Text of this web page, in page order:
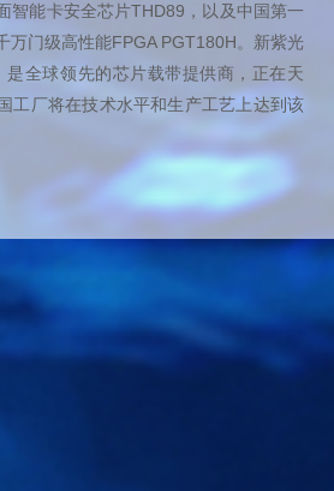
智能卡安全芯片THD89，以及中国第一
万门级高性能FPGA PGT180H。新紫光
是全球领先的芯片载带提供商，正在天
工厂将在技术水平和生产工艺上达到该